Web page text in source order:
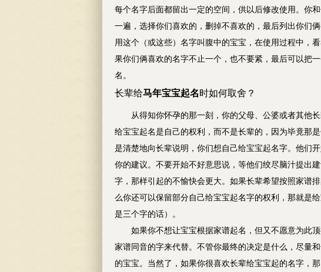
每个名字后面都留出一定的空间，供以后修改使用。你
一遍，选择你们喜欢的，删掉不喜欢的，最后列出你们
用这个（或这些）名字叫腹中的宝宝，在使用过程中，
果你们俩喜欢的名字不止一个，也不要紧，最后可以把
名。
长辈给马年宝宝起名时如何取舍 ？
从得知你怀孕的那一刻，你的父母、公婆或者其他长
给宝宝起名是自己的权利，而不是长辈的，因为毕竟那
是清楚地向长辈说明，你们想自己给宝宝起名字。他们
你的建议。不要开始不好意思说，等他们绞尽脑汁提出
字，那样引起的不愉快会更大。如果长辈希望按照家谱
么你还可以保留部分自己给宝宝起名字的权利，那就是
是三个字的话）。
如果你不想让宝宝根据家谱起名，但又不愿意为此顶
家谱同音的字来代替。不管你最终的决定是什么，尽量
的宝宝。当然了，如果你很喜欢长辈给宝宝起的名字，